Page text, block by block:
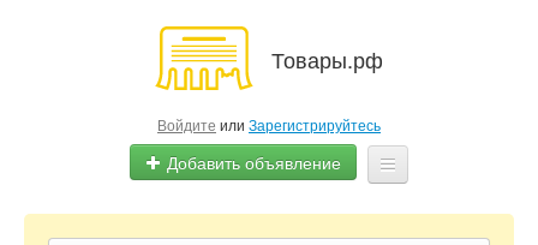
Товары.рф
Войдите или Зарегистрируйтесь
Добавить объявление